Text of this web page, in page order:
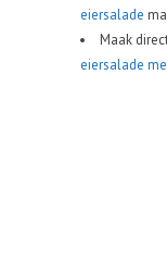
eiersalade
Maak
eiersalade